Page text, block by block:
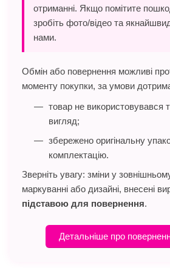
отриманні. Якщо помітите
зробіть фото/відео та
нами.
Обмін або повернення можливі
моменту покупки, за умови
товар не використовувався
вигляд;
збережено оригінальну
комплектацію.
Зверніть увагу: зміни у
маркуванні або дизайні, внесені
підставою для повернення.
Детальніше про